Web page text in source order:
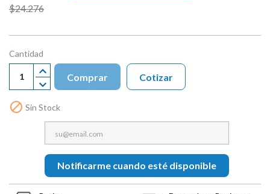
$24.276
Cantidad
Comprar
 Sin Stock
Notificarme cuando esté disponible
Cotizar